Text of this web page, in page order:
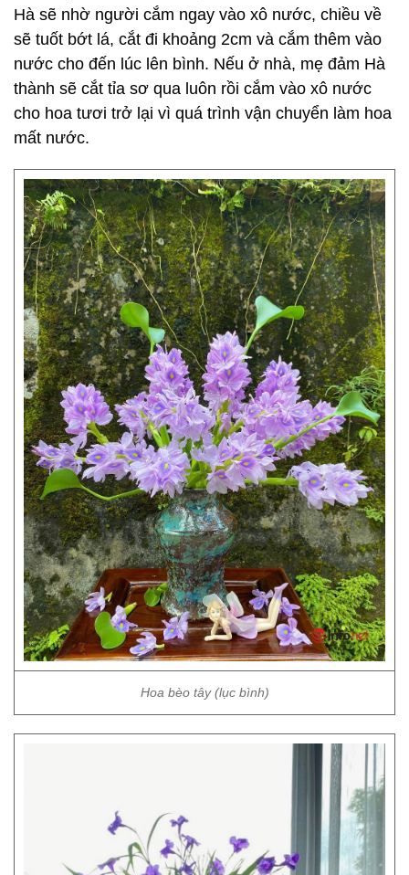
Hà sẽ nhờ người cắm ngay vào xô nước, chiều về
sẽ tuốt bớt lá, cắt đi khoảng 2cm và cắm thêm vào
nước cho đến lúc lên bình. Nếu ở nhà, mẹ đảm Hà
thành sẽ cắt tỉa sơ qua luôn rồi cắm vào xô nước
cho hoa tươi trở lại vì quá trình vận chuyển làm hoa
mất nước.
Hoa bèo tây (lục bình)